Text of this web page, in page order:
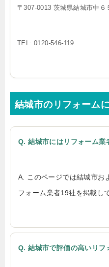
〒307-0013 茨城県結城市中６
TEL: 0120-546-119
結城市のリフォーム
Q. 結城市にはリフォーム業
A. このページでは結城市お
フォーム業者19社を掲載し
Q. 結城市で評価の高いリフ